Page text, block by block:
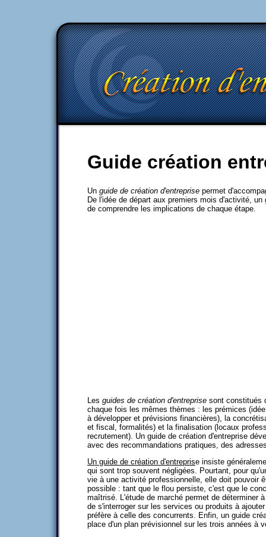
Guide création
Un guide de création d'entreprise permet
De l'idée de départ aux premiers mois d'activité,
de comprendre les implications de chaque étape.
Les guides de création d'entreprise sont constitués
chaque fois les mêmes thèmes : les prémices
à développer et prévisions financières), la
et fiscal, formalités) et la finalisation (locaux
recrutement). Un guide de création d'entreprise
avec des recommandations pratiques, des
Un guide de création d'entreprise insiste
qui sont trop souvent négligées. Pourtant, pour
vie à une activité professionnelle, elle doit pouvoir
possible : tant que le flou persiste, c'est que le
maîtrisé. L'étude de marché permet de déterminer
de s'interroger sur les services ou produits à
préfère à celle des concurrents. Enfin, un guide
place d'un plan prévisionnel sur les trois années à